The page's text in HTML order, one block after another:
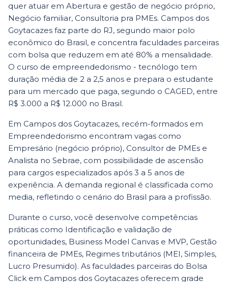
quer atuar em Abertura e gestão de negócio próprio,
Negócio familiar, Consultoria pra PMEs. Campos dos
Goytacazes faz parte do RJ, segundo maior polo
econômico do Brasil, e concentra faculdades parceiras
com bolsa que reduzem em até 80% a mensalidade.
O curso de empreendedorismo - tecnólogo tem
duração média de 2 a 2,5 anos e prepara o estudante
para um mercado que paga, segundo o CAGED, entre
R$ 3.000 a R$ 12.000 no Brasil.
Em Campos dos Goytacazes, recém-formados em
Empreendedorismo encontram vagas como
Empresário (negócio próprio), Consultor de PMEs e
Analista no Sebrae, com possibilidade de ascensão
para cargos especializados após 3 a 5 anos de
experiência. A demanda regional é classificada como
media, refletindo o cenário do Brasil para a profissão.
Durante o curso, você desenvolve competências
práticas como Identificação e validação de
oportunidades, Business Model Canvas e MVP, Gestão
financeira de PMEs, Regimes tributários (MEI, Simples,
Lucro Presumido). As faculdades parceiras do Bolsa
Click em Campos dos Goytacazes oferecem grade